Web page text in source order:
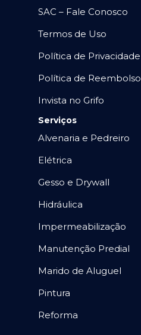
SAC – Fale Conosco
Termos de Uso
Política de Privacidade
Política de Reembolso
Invista no Grifo
Serviços
Alvenaria e Pedreiro
Elétrica
Gesso e Drywall
Hidráulica
Impermeabilização
Manutenção Predial
Marido de Aluguel
Pintura
Reforma